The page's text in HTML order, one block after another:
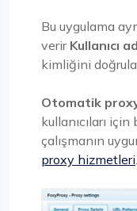
Bu uygulama
verir Kullanıcı
kimliğini
Otomatik
kullanıcıları
çalışmanın
proxy hizmetleri